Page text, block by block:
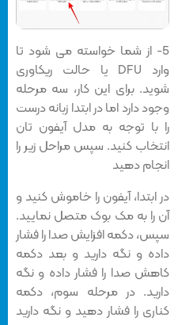
5- از شما خواسته می شود تا
وارد DFU یا حالت ریکاوری
شوید. برای این کار، سه مرحله
وجود دارد اما در ابتدا زبانه درست
را با توجه به مدل آیفون تان
انتخاب کنید. سپس مراحل زیر را
انجام دهید
در ابتدا، آیفون را خاموش کنید و
آن را به مک بوک متصل نمایید.
سپس، دکمه افزایش صدا را فشار
داده و نگه دارید و بعد دکمه
کاهش صدا را فشار داده و نگه
دارید. در مرحله سوم، دکمه
کناری را فشار دهید و نگه دارید